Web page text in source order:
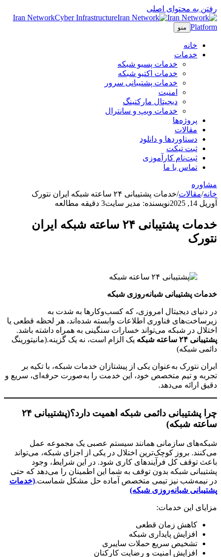
رفتن به محتوای اصلی
Iran NetworkCyber Infrastructure
Platform منو
خانه
خدمات
خدمات پسیو شبکه
خدمات اکتیو شبکه
خدمات پشتیبانی سرور
امنیت
دیجیتال مارکتینگ
خدمات ویپ و سانترال
پروژه‌ها
مقالات
دستاوردها و دانلود
ثبت تیکت
ثبت‌نام کارآموزی
تماس با ما
مشاوره
خانه/مقالات/خدمات پشتیبانی ۲۴ ساعته شبکه ایران نتورک
آوریل 14, 2025
نویسنده: مدیر سایت3 دقیقه مطالعه
خدمات پشتیبانی ۲۴ ساعته شبکه ایران
نتورک
خدمات پشتیبانی شبانه‌روزی شبکه
در دنیای دیجیتال امروزی، که کسب‌وکارها به شدت به
زیرساخت‌های فناوری اطلاعات وابسته شده‌اند، هر لحظه قطعی یا
اختلال در شبکه می‌تواند خسارات سنگینی به همراه داشته باشد.
پشتیبانی ۲۴ ساعته شبکه
یک الزام است، نه یک گزینه.(مانیتورینگ
دائمی شبکه)
ایران نتورک به‌عنوان یکی از پیشتازان خدمات شبکه، با تکیه بر
تجربه و تیم متخصص خود، این خدمت را به‌صورت حرفه‌ای، سریع و
دقیق ارائه می‌دهد.
چرا پشتیبانی دائمی شبکه اهمیت دارد؟(پشتیبانی ۲۴
ساعته شبکه)
شبکه‌های سازمانی همانند سیستم عصبی یک مجموعه عمل
می‌کنند. بروز کوچک‌ترین اختلال در یکی از اجزای شبکه، می‌تواند
باعث توقف کل فرآیندهای کاری شود. در این شرایط، وجود
پشتیبانی شبکه بدون توقف به شما این اطمینان را می‌دهد که حتی
در نیمه‌شب نیز تیمی متخصص آماده حل مشکل شماست.(خدمات
پشتیبانی شبانه‌روزی شبکه)
مزایای این خدمات:
کاهش زمان قطعی
افزایش پایداری شبکه
تشخیص سریع حملات سایبری
افزایش امنیت و رضایت کارکنان